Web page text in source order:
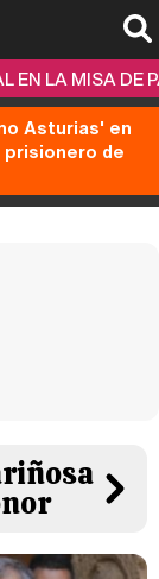
EN LA MISA DE
Asturias' en
de